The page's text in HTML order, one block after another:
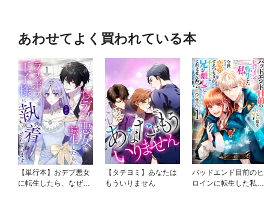
あわせてよく買われている本
【単行本】おデブ悪女
に転生したら、なぜか
【タテヨミ】あなたは
もういりません
バッドエンド目前のヒ
ロインに転生した私、